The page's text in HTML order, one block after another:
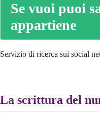
Se vuoi puoi
appartiene
Servizio di ricerca sui social
La scrittura del